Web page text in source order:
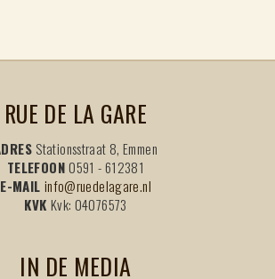
RUE DE LA GARE
Stationsstraat 8, Emmen
TELEFOON0591 - 612381
E-MAIL info@ruedelagare.nl
KVK Kvk: 04076573
IN DE MEDIA